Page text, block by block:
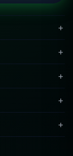
+
+
+
+
+